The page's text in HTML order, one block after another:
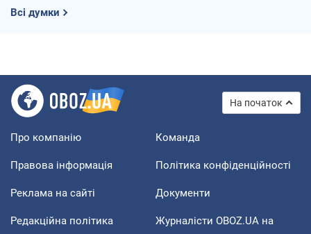
Всі думки
На початок
Про компанію Команда
Правова інформація Політика конфіденційності
Реклама на сайті Документи
Редакційна політика
Журналісти OBOZ.UA на